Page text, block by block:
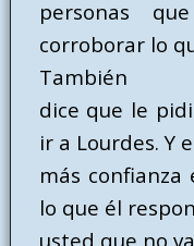
personas
corroborar lo
También
dice que le
ir a Lourdes. Y
más confianza
lo que él
usted que no